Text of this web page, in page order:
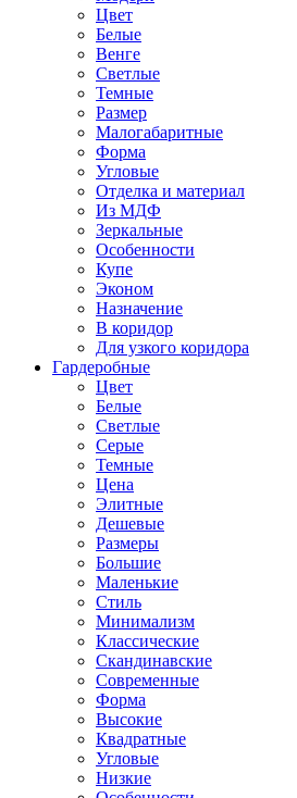
Цвет
Белые
Венге
Светлые
Темные
Размер
Малогабаритные
Форма
Угловые
Отделка и материал
Из МДФ
Зеркальные
Особенности
Купе
Эконом
Назначение
В коридор
Для узкого коридора
Гардеробные
Цвет
Белые
Светлые
Серые
Темные
Цена
Элитные
Дешевые
Размеры
Большие
Маленькие
Стиль
Минимализм
Классические
Скандинавские
Современные
Форма
Высокие
Квадратные
Угловые
Низкие